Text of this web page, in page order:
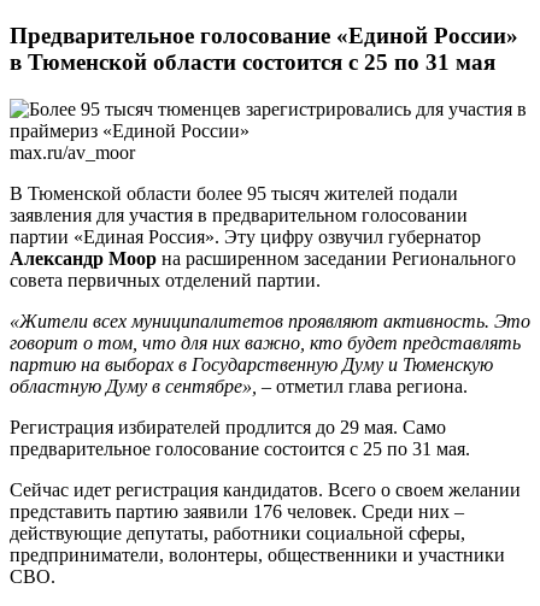
Предварительное голосование «Единой России»
в Тюменской области состоится с 25 по 31 мая
max.ru/av_moor
В Тюменской области более 95 тысяч жителей подали
заявления для участия в предварительном голосовании
партии «Единая Россия». Эту цифру озвучил губернатор
Александр Моор на расширенном заседании Регионального
совета первичных отделений партии.
«Жители всех муниципалитетов проявляют активность. Это
говорит о том, что для них важно, кто будет представлять
партию на выборах в Государственную Думу и Тюменскую
областную Думу в сентябре», – отметил глава региона.
Регистрация избирателей продлится до 29 мая. Само
предварительное голосование состоится с 25 по 31 мая.
Сейчас идет регистрация кандидатов. Всего о своем желании
представить партию заявили 176 человек. Среди них –
действующие депутаты, работники социальной сферы,
предприниматели, волонтеры, общественники и участники
СВО.